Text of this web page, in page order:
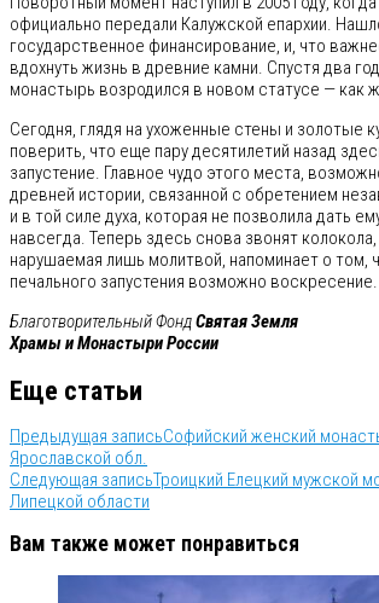
официально передали Калужской епархии.
государственное финансирование, и, что
вдохнуть жизнь в древние камни. Спустя два
монастырь возродился в новом статусе — как
Сегодня, глядя на ухоженные стены и золотые
поверить, что еще пару десятилетий назад
запустение. Главное чудо этого места,
древней истории, связанной с обретением
и в той силе духа, которая не позволила дать
навсегда. Теперь здесь снова звонят
нарушаемая лишь молитвой, напоминает о том,
печального запустения возможно воскресение.
Благотворительный ФондСвятая Земля
Храмы и Монастыри России
Еще статьи
Предыдущая записьСофийский женский
Ярославской обл.
Следующая записьТроицкий Елецкий мужской
Липецкой области
Вам также может понравиться